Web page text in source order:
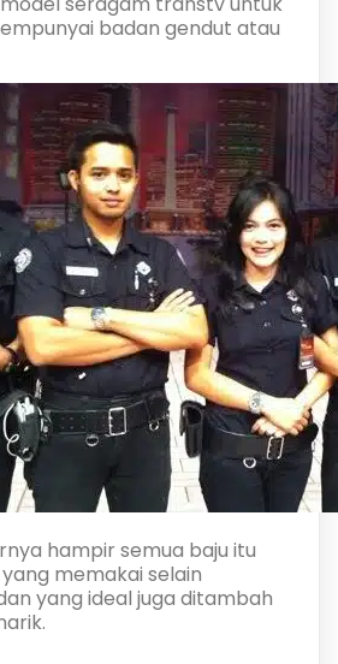
badan gendut atau
hampir semua baju itu
memakai selain
yang ideal juga ditambah